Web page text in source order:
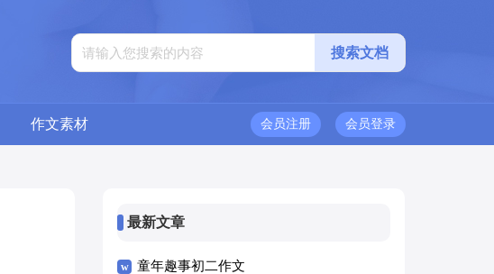
作文素材 会员登录
会员注册
最新文章
童年趣事初二作文